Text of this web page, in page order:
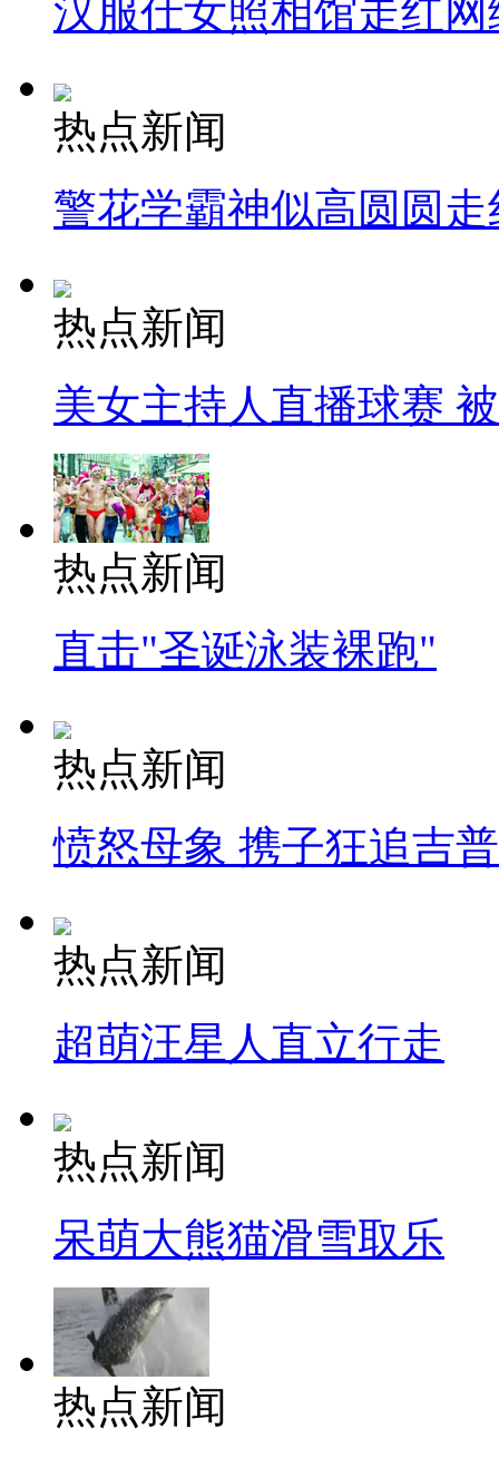
汉服仕女照相馆走红网
热点新闻
警花学霸神似高圆圆走
热点新闻
美女主持人直播球赛
热点新闻
直击"圣诞泳装裸跑"
热点新闻
愤怒母象 携子狂追吉
热点新闻
超萌汪星人直立行走
热点新闻
呆萌大熊猫滑雪取乐
热点新闻